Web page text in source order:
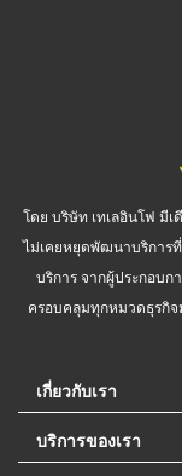
โดย บริษัท เทเลอินโฟ มี
ไม่เคยหยุดพัฒนาบริการ
บริการ จากผู้ประกอบก
ครอบคลุมทุกหมวดธุรกิจ
เกี่ยวกับเรา
บริการของเรา